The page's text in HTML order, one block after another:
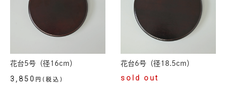
花台5号（径16cm）
3,850 円(税込)
花台6号（径18.5cm）
sold out